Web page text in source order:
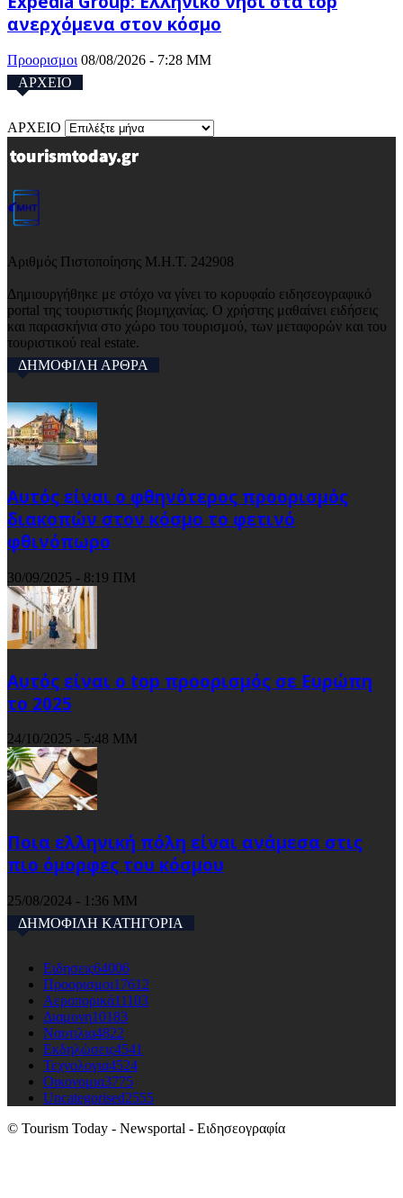
ανερχόμενα στον κόσμο
Προορισμοι 08/08/2026 - 7:28 ΜΜ
ΑΡΧΕΙΟ
ΑΡΧΕΙΟ
Αριθμός Πιστοποίησης Μ.Η.Τ. 242908
Δημιουργήθηκε με στόχο να γίνει το κορυφαίο ειδησεογραφικό
portal της τουριστικής βιομηχανίας. Ο χρήστης μαθαίνει ειδήσεις
και παρασκήνια στο χώρο του τουρισμού, των μεταφορών και του
τουριστικού real estate.
ΔΗΜΟΦΙΛΗ ΑΡΘΡΑ
Αυτός είναι ο φθηνότερος προορισμός
διακοπών στον κόσμο το φετινό
φθινόπωρο
30/09/2025 - 8:19 ΠΜ
Αυτός είναι ο top προορισμός σε Ευρώπη
το 2025
24/10/2025 - 5:48 ΜΜ
Ποια ελληνική πόλη είναι ανάμεσα στις
πιο όμορφες του κόσμου
25/08/2024 - 1:36 ΜΜ
ΔΗΜΟΦΙΛΗ ΚΑΤΗΓΟΡΙΑ
Ειδησεις64006
Προορισμοι17612
Αεροπορικά11103
Διαμονη10183
Ναυτιλια4822
Εκδηλώσεις4541
Τεχνολογια4524
Οικονομια3775
Uncategorised2555
© Tourism Today - Newsportal - Ειδησεογραφία